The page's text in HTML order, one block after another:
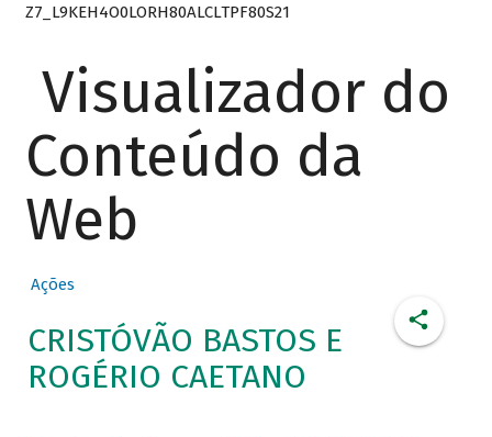
Z7_L9KEH4O0LORH80ALCLTPF80S21
Visualizador do
Conteúdo da
Web
Ações
CRISTÓVÃO BASTOS E
ROGÉRIO CAETANO